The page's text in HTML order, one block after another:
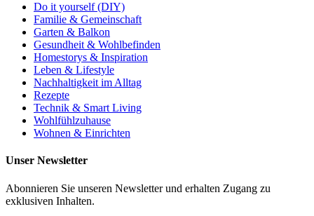
Do it yourself (DIY)
Familie & Gemeinschaft
Garten & Balkon
Gesundheit & Wohlbefinden
Homestorys & Inspiration
Leben & Lifestyle
Nachhaltigkeit im Alltag
Rezepte
Technik & Smart Living
Wohlfühlzuhause
Wohnen & Einrichten
Unser Newsletter
Abonnieren Sie unseren Newsletter und erhalten Zugang zu
exklusiven Inhalten.